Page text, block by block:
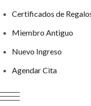
Certificados de
Miembro Antiguo
Nuevo Ingreso
Agendar Cita